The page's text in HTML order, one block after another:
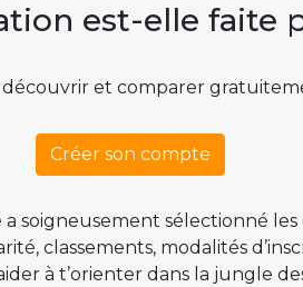
est-elle faite
et comparer
Créer son compte
a soigneusement sélectionné
classements, modalités
à t’orienter dans la jungle